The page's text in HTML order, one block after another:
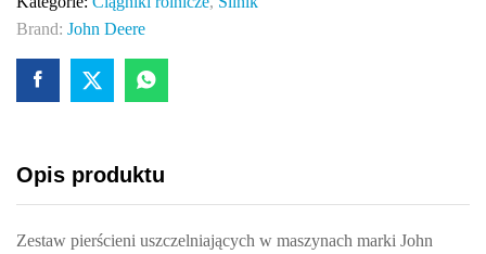
Brand: John Deere
Opis produktu
Zestaw pierścieni uszczelniających w maszynach marki John